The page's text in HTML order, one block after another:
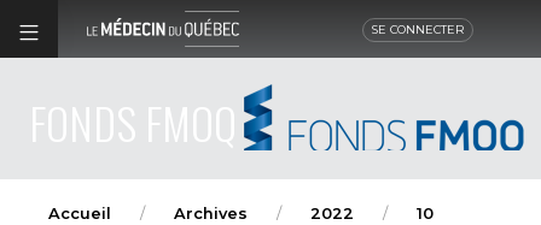
SE CONNECTER
FONDS FMOQ
Accueil Archives 2022
10